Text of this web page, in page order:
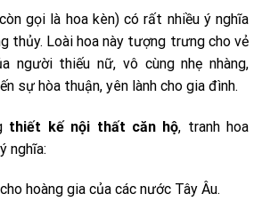
gọi là hoa kèn) có rất nhiều ý nghĩa
thủy. Loài hoa này tượng trưng cho vẻ
người thiếu nữ, vô cùng nhẹ nhàng,
sự hòa thuận, yên lành cho gia đình.
thiết kế nội thất căn hộ, tranh hoa
nghĩa:
hoàng gia của các nước Tây Âu.